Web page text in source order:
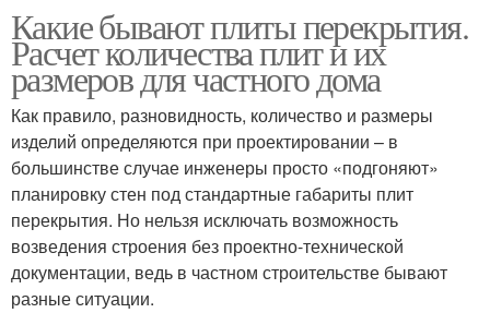
Какие бывают плиты перекрытия.
Расчет количества плит и их
размеров для частного дома
Как правило, разновидность, количество и размеры
изделий определяются при проектировании – в
большинстве случае инженеры просто «подгоняют»
планировку стен под стандартные габариты плит
перекрытия. Но нельзя исключать возможность
возведения строения без проектно-технической
документации, ведь в частном строительстве бывают
разные ситуации.